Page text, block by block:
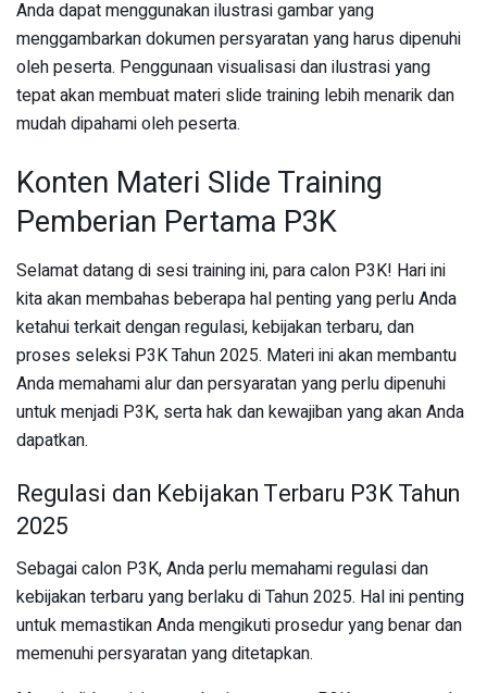
Anda dapat menggunakan ilustrasi gambar yang
menggambarkan dokumen persyaratan yang harus dipenuhi
oleh peserta. Penggunaan visualisasi dan ilustrasi yang
tepat akan membuat materi slide training lebih menarik dan
mudah dipahami oleh peserta.
Konten Materi Slide Training
Pemberian Pertama P3K
Selamat datang di sesi training ini, para calon P3K! Hari ini
kita akan membahas beberapa hal penting yang perlu Anda
ketahui terkait dengan regulasi, kebijakan terbaru, dan
proses seleksi P3K Tahun 2025. Materi ini akan membantu
Anda memahami alur dan persyaratan yang perlu dipenuhi
untuk menjadi P3K, serta hak dan kewajiban yang akan Anda
dapatkan.
Regulasi dan Kebijakan Terbaru P3K Tahun
2025
Sebagai calon P3K, Anda perlu memahami regulasi dan
kebijakan terbaru yang berlaku di Tahun 2025. Hal ini penting
untuk memastikan Anda mengikuti prosedur yang benar dan
memenuhi persyaratan yang ditetapkan.